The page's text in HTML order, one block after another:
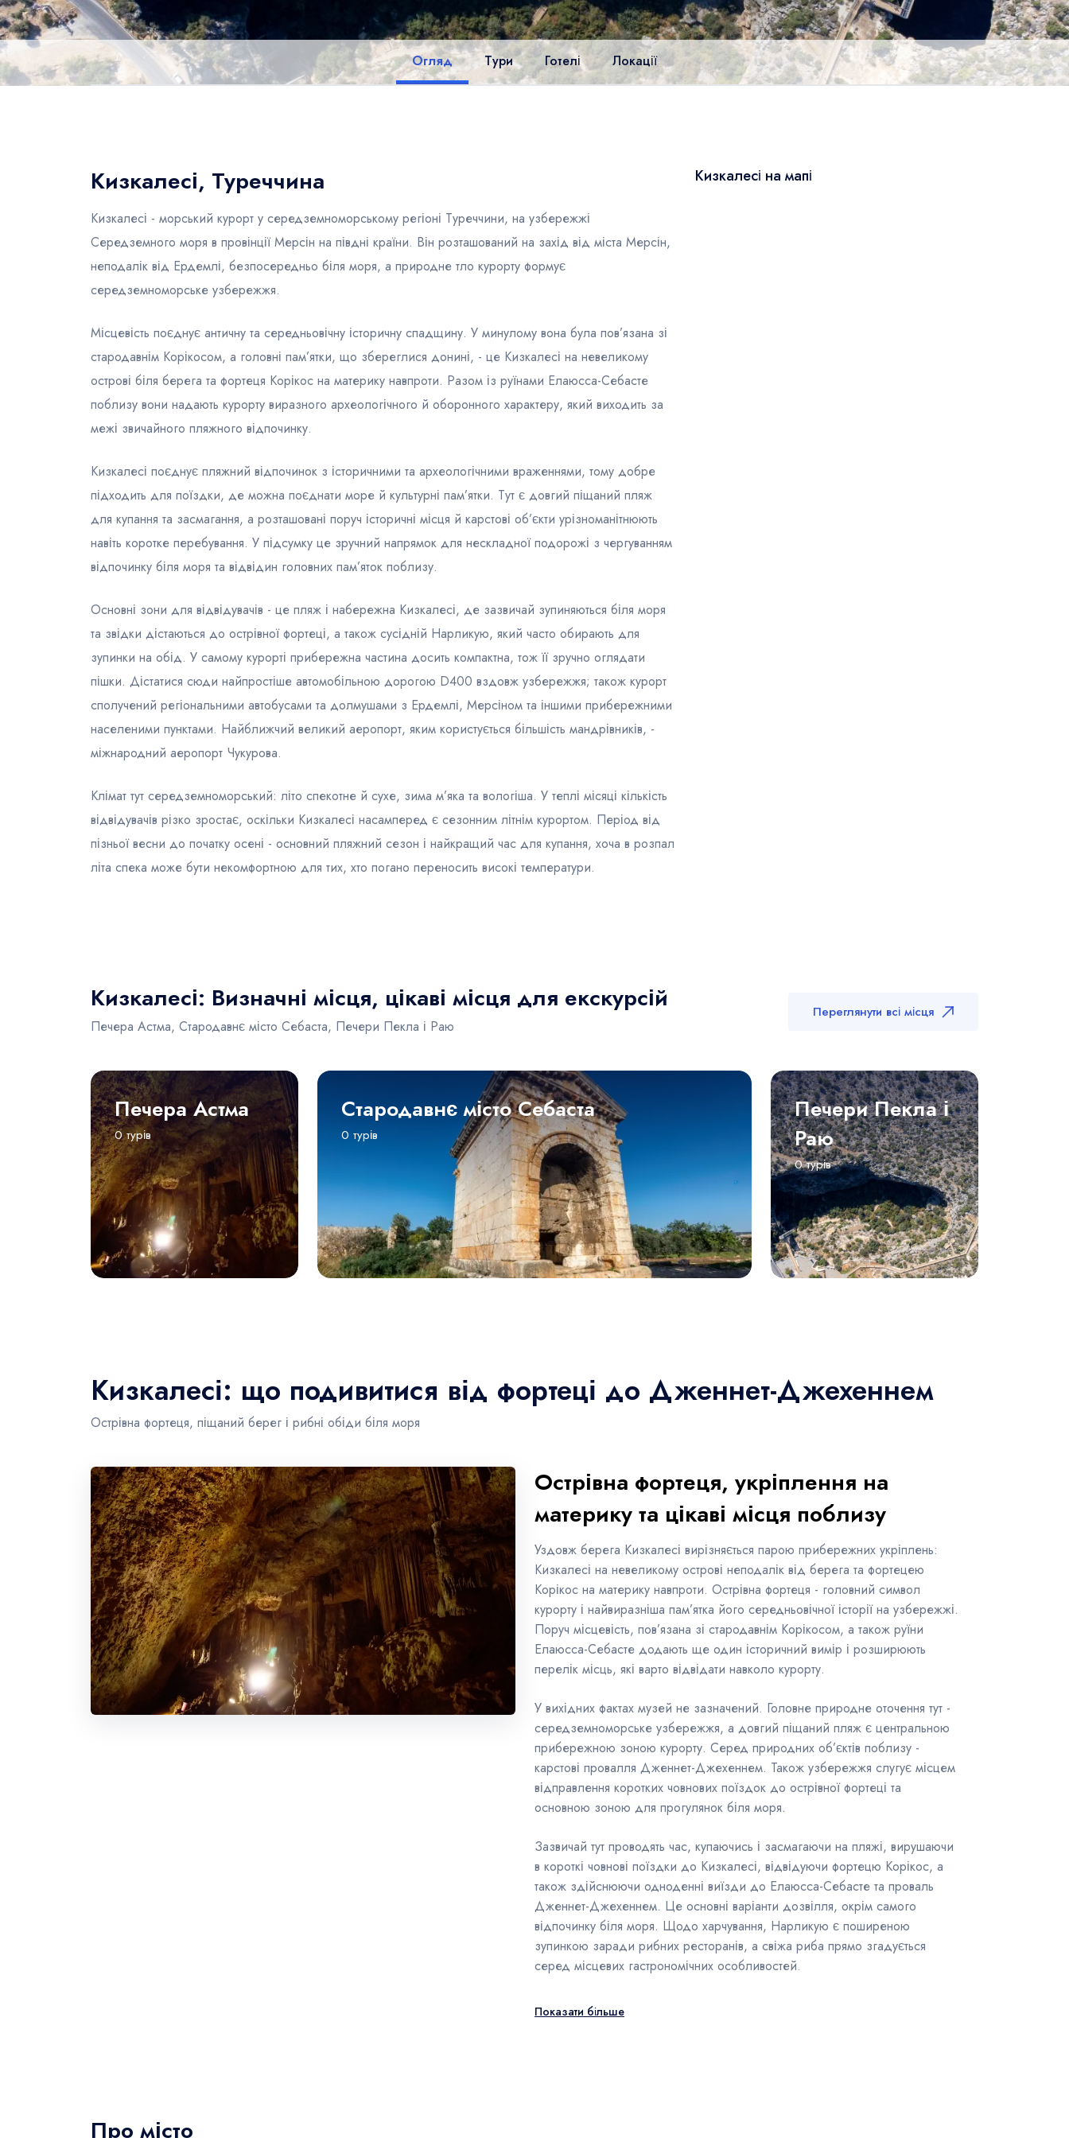
Огляд Тури Готелі Локації
Кизкалесі, Туреччина
Кизкалесі - морський курорт у середземноморському регіоні Туреччини, на узбережжі
Середземного моря в провінції Мерсін на півдні країни. Він розташований на захід від міста Мерсін,
неподалік від Ердемлі, безпосередньо біля моря, а природне тло курорту формує
середземноморське узбережжя.
Місцевість поєднує античну та середньовічну історичну спадщину. У минулому вона була пов’язана зі
стародавнім Корікосом, а головні пам’ятки, що збереглися донині, - це Кизкалесі на невеликому
острові біля берега та фортеця Корікос на материку навпроти. Разом із руїнами Елаюсса-Себасте
поблизу вони надають курорту виразного археологічного й оборонного характеру, який виходить за
межі звичайного пляжного відпочинку.
Кизкалесі поєднує пляжний відпочинок з історичними та археологічними враженнями, тому добре
підходить для поїздки, де можна поєднати море й культурні пам’ятки. Тут є довгий піщаний пляж
для купання та засмагання, а розташовані поруч історичні місця й карстові об’єкти урізноманітнюють
навіть коротке перебування. У підсумку це зручний напрямок для нескладної подорожі з чергуванням
відпочинку біля моря та відвідин головних пам’яток поблизу.
Основні зони для відвідувачів - це пляж і набережна Кизкалесі, де зазвичай зупиняються біля моря
та звідки дістаються до острівної фортеці, а також сусідній Нарликую, який часто обирають для
зупинки на обід. У самому курорті прибережна частина досить компактна, тож її зручно оглядати
пішки. Дістатися сюди найпростіше автомобільною дорогою D400 вздовж узбережжя; також курорт
сполучений регіональними автобусами та долмушами з Ердемлі, Мерсіном та іншими прибережними
населеними пунктами. Найближчий великий аеропорт, яким користується більшість мандрівників, -
міжнародний аеропорт Чукурова.
Клімат тут середземноморський: літо спекотне й сухе, зима м’яка та вологіша. У теплі місяці кількість
відвідувачів різко зростає, оскільки Кизкалесі насамперед є сезонним літнім курортом. Період від
пізньої весни до початку осені - основний пляжний сезон і найкращий час для купання, хоча в розпал
літа спека може бути некомфортною для тих, хто погано переносить високі температури.
Кизкалесі на мапі
Кизкалесі: Визначні місця, цікаві місця для екскурсій
Печера Астма, Стародавнє місто Себаста, Печери Пекла і Раю
Переглянути всі місця
Печера Астма
0 турів
Стародавнє місто Себаста
0 турів
Печери Пекла і
Раю
0 турів
Кизкалесі: що подивитися від фортеці до Дженнет-Джехеннем
Острівна фортеця, піщаний берег і рибні обіди біля моря
Острівна фортеця, укріплення на
материку та цікаві місця поблизу
Уздовж берега Кизкалесі вирізняється парою прибережних укріплень:
Кизкалесі на невеликому острові неподалік від берега та фортецею
Корікос на материку навпроти. Острівна фортеця - головний символ
курорту і найвиразніша пам’ятка його середньовічної історії на узбережжі.
Поруч місцевість, пов’язана зі стародавнім Корікосом, а також руїни
Елаюсса-Себасте додають ще один історичний вимір і розширюють
перелік місць, які варто відвідати навколо курорту.
У вихідних фактах музей не зазначений. Головне природне оточення тут -
середземноморське узбережжя, а довгий піщаний пляж є центральною
прибережною зоною курорту. Серед природних об’єктів поблизу -
карстові провалля Дженнет-Джехеннем. Також узбережжя слугує місцем
відправлення коротких човнових поїздок до острівної фортеці та
основною зоною для прогулянок біля моря.
Зазвичай тут проводять час, купаючись і засмагаючи на пляжі, вирушаючи
в короткі човнові поїздки до Кизкалесі, відвідуючи фортецю Корікос, а
також здійснюючи одноденні виїзди до Елаюсса-Себасте та проваль
Дженнет-Джехеннем. Це основні варіанти дозвілля, окрім самого
відпочинку біля моря. Щодо харчування, Нарликую є поширеною
зупинкою заради рибних ресторанів, а свіжа риба прямо згадується
серед місцевих гастрономічних особливостей.
Показати більше
Про місто